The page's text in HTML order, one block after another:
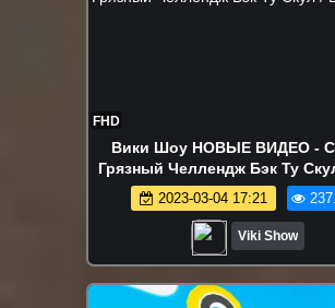
FHD
Вики Шоу НОВЫЕ ВИДЕО -
Грязный Челлендж Бэк Ту
Шоу
2023-03-04 17:21
Viki Show